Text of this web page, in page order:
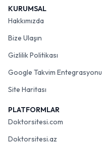
KURUMSAL
Hakkımızda
Bize Ulaşın
Gizlilik Politikası
Google Takvim Entegrasyonu
Site Haritası
PLATFORMLAR
Doktorsitesi.com
Doktorsitesi.az